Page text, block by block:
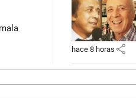
hace 8 horas share